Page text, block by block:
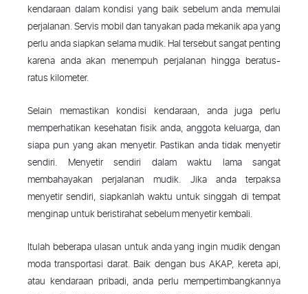
kendaraan dalam kondisi yang baik sebelum anda memulai
perjalanan. Servis mobil dan tanyakan pada mekanik apa yang
perlu anda siapkan selama mudik. Hal tersebut sangat penting
karena anda akan menempuh perjalanan hingga beratus-
ratus kilometer.
Selain memastikan kondisi kendaraan, anda juga perlu
memperhatikan kesehatan fisik anda, anggota keluarga, dan
siapa pun yang akan menyetir. Pastikan anda tidak menyetir
sendiri. Menyetir sendiri dalam waktu lama sangat
membahayakan perjalanan mudik. Jika anda terpaksa
menyetir sendiri, siapkanlah waktu untuk singgah di tempat
menginap untuk beristirahat sebelum menyetir kembali.
Itulah beberapa ulasan untuk anda yang ingin mudik dengan
moda transportasi darat. Baik dengan bus AKAP, kereta api,
atau kendaraan pribadi, anda perlu mempertimbangkannya